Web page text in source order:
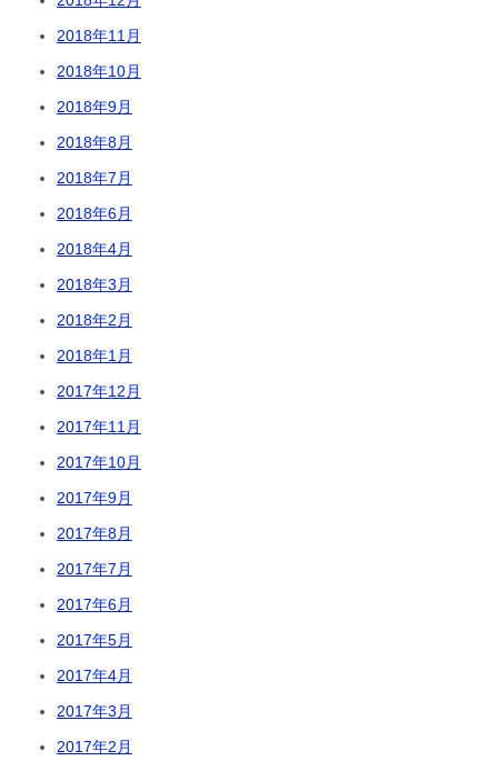
2018年11月
2018年10月
2018年9月
2018年8月
2018年7月
2018年6月
2018年4月
2018年3月
2018年2月
2018年1月
2017年12月
2017年11月
2017年10月
2017年9月
2017年8月
2017年7月
2017年6月
2017年5月
2017年4月
2017年3月
2017年2月